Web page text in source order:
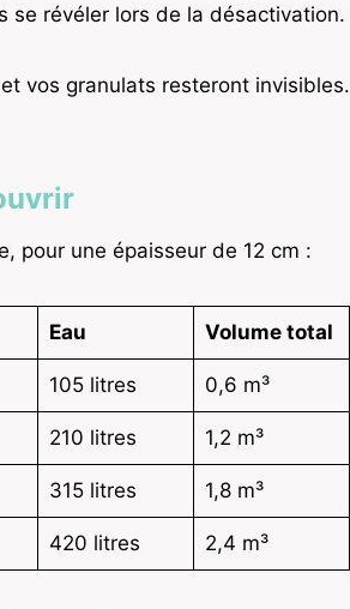
se révéler lors de la désactivation.
vos granulats resteront invisibles.
pour une épaisseur de 12 cm :
Eau Volume total
105 litres 0,6 m³
210 litres 1,2 m³
315 litres 1,8 m³
420 litres 2,4 m³